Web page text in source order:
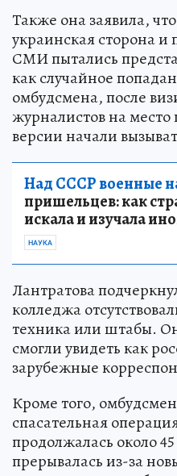
Также она заявила,
украинская сторона
СМИ пытались
как случайное
омбудсмена, после
журналистов на
версии начали
Над СССР военные
пришельцев: как
искала и изучала
НАУКА
Лантратова
колледжа
техника или штабы.
смогли увидеть как
зарубежные
Кроме того,
спасательная
продолжалась около
прерывалась из-за